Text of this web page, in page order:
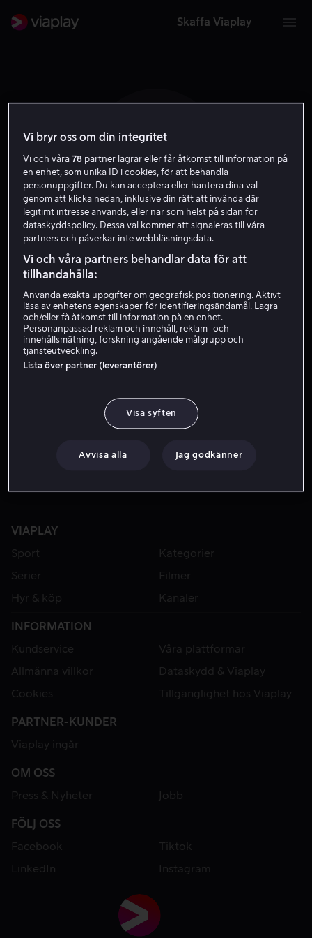
Skaffa Viaplay
T B
Tim Burns
VIAPLAY
Sport
Kategorier
Serier
Filmer
Hyr & köp
Kanaler
INFORMATION
Kundservice
Våra plattformar
Allmänna villkor
Dataskydd & Viaplay
Cookies
Tillgänglighet hos Viaplay
PARTNER-KUNDER
Viaplay ingår
OM OSS
Press & Nyheter
Jobb
FÖLJ OSS
Facebook
Tiktok
LinkedIn
Instagram
Vi bryr oss om din integritet
Vi och våra78 partner lagrar eller får åtkomst till information på
en enhet, som unika ID i cookies, för att behandla
personuppgifter. Du kan acceptera eller hantera dina val
genom att klicka nedan, inklusive din rätt att invända där
legitimt intresse används, eller när som helst på sidan för
dataskyddspolicy. Dessa val kommer att signaleras till våra
partners och påverkar inte webbläsningsdata.
Vi och våra partners behandlar data för att
tillhandahålla:
Använda exakta uppgifter om geografisk positionering. Aktivt
läsa av enhetens egenskaper för identifieringsändamål. Lagra
och/eller få åtkomst till information på en enhet.
Personanpassad reklam och innehåll, reklam- och
innehållsmätning, forskning angående målgrupp och
tjänsteutveckling.
Lista över partner (leverantörer)
Visa syften
Avvisa alla Jag godkänner